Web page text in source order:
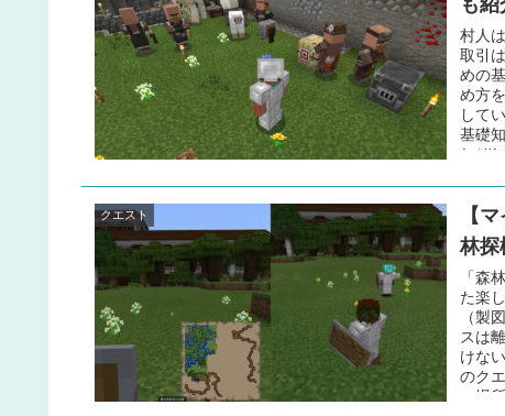
も紹
村人
取引
めの
め方
して
基礎
れぞ
して
れば
なり
す。
就く
すが
ン製
クエスト
【
林探
「森
た楽
（製
スは
けな
のク
の場